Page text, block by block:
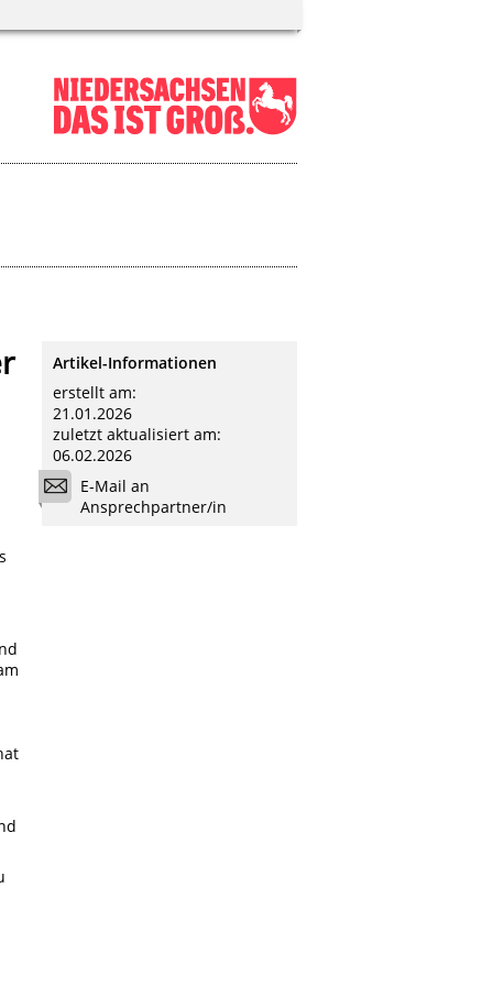
Artikel-Informationen
erstellt am:
21.01.2026
zuletzt aktualisiert am:
06.02.2026
E-Mail an
Ansprechpartner/in